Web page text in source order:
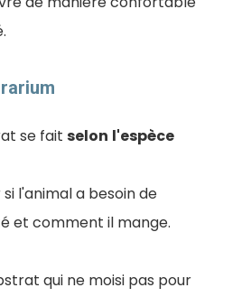
se fait selon l'espèce
l'animal a besoin de
et comment il mange.
qui ne moisi pas pour